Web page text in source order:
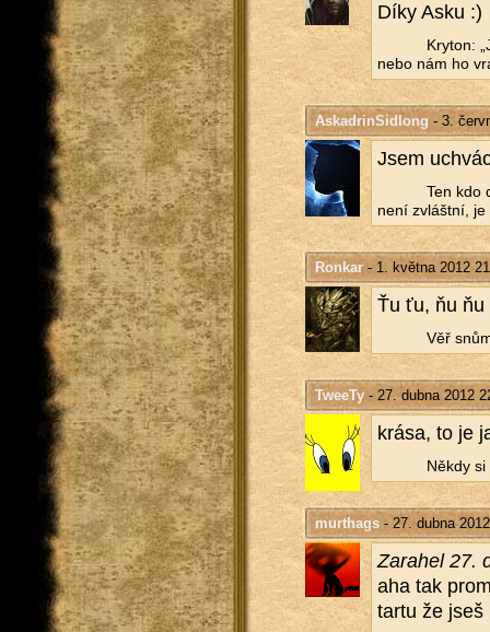
Díky Asku :)
Kry­ton:
nebo nám ho
AskadrinSidlong - 3.
Jsem
Ten kdo
není zvlášt­ní,
Ronkar- 1. května 2012
Ťu ťu, ňu ňu
Věř
TweeTy- 27. dubna 2012
krása, to je
Někdy
murthags- 27. dubna
Za­ra­hel 27.
aha tak
tar­tu že jseš